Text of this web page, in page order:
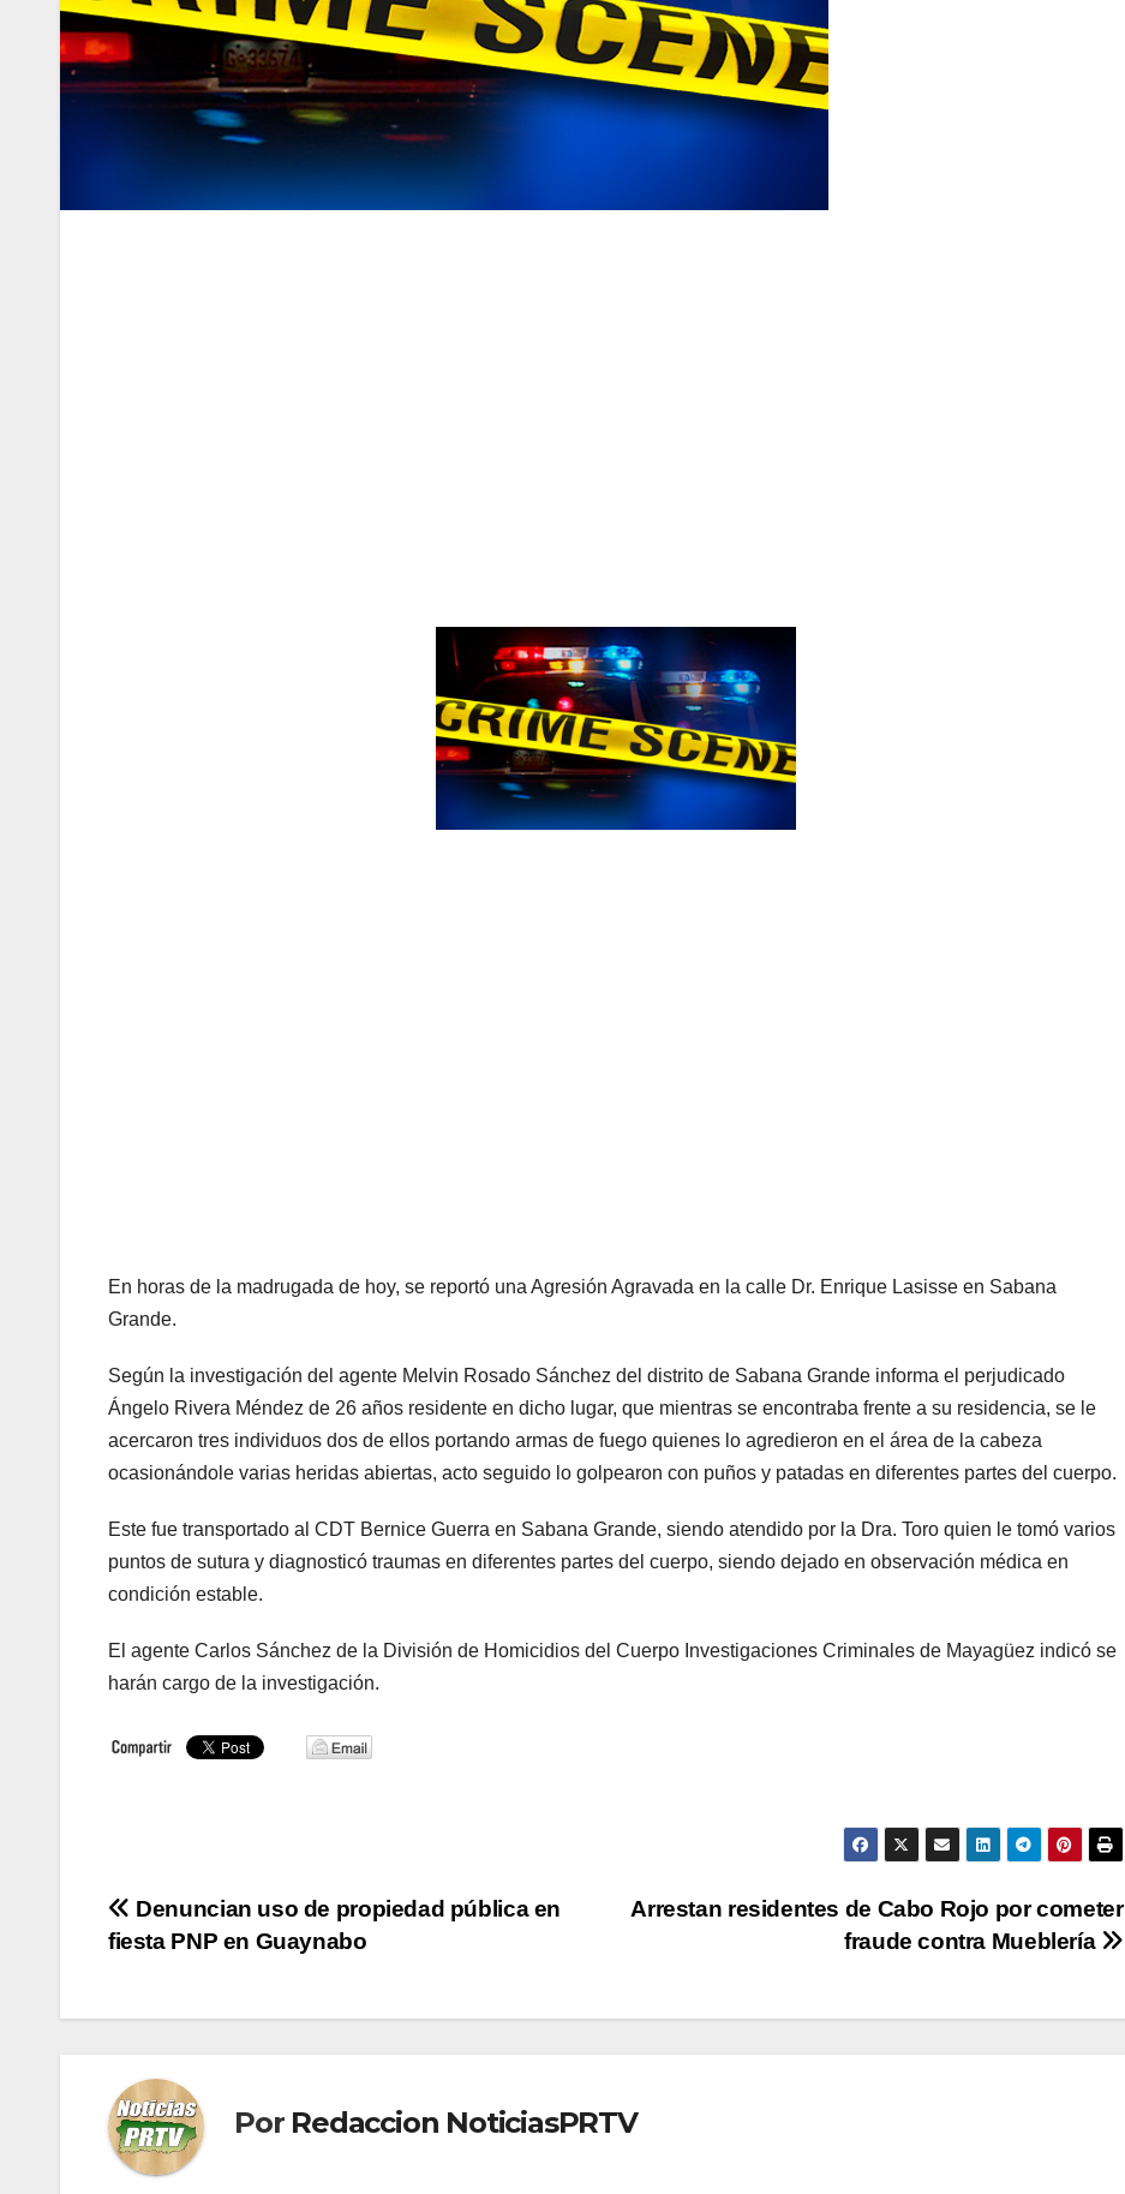
En horas de la madrugada de hoy, se reportó una Agresión Agravada en la calle Dr. Enrique Lasisse en Sabana
Grande.
Según la investigación del agente Melvin Rosado Sánchez del distrito de Sabana Grande informa el perjudicado
Ángelo Rivera Méndez de 26 años residente en dicho lugar, que mientras se encontraba frente a su residencia, se le
acercaron tres individuos dos de ellos portando armas de fuego quienes lo agredieron en el área de la cabeza
ocasionándole varias heridas abiertas, acto seguido lo golpearon con puños y patadas en diferentes partes del cuerpo.
Este fue transportado al CDT Bernice Guerra en Sabana Grande, siendo atendido por la Dra. Toro quien le tomó varios
puntos de sutura y diagnosticó traumas en diferentes partes del cuerpo, siendo dejado en observación médica en
condición estable.
El agente Carlos Sánchez de la División de Homicidios del Cuerpo Investigaciones Criminales de Mayagüez indicó se
harán cargo de la investigación.
Navegación
entradas
Arrestan residentes de Cabo Rojo por cometer
fraude contra Mueblería
Denuncian uso de propiedad pública en
fiesta PNP en Guaynabo
Por Redaccion NoticiasPRTV